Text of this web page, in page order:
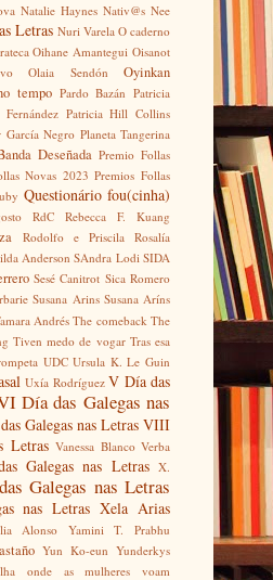
Natalie Haynes Nativ@s Nee
Letras Nuri Varela O caderno
Oihane Amantegui Oisanot
Olaia Sendón
Oyinkan
tempo Pardo Bazán Patricia
Fernández Patricia Hill Collins
García Negro Planeta Tangerina
Deseñada Premio Follas
Novas 2023 Premios Follas
Questionário fou(cinha)
RdC
Rebecca F. Kuang
Rodolfo e Priscila
Rosalía
Anderson SAndra Lodi SIDA
Sesé Canitrot Sica Romero
Susana Arins Susana Aríns
Andrés The comeback The
Tiven medo de vogar Tras esa
UDC Ursula K. Le Guin
Uxía Rodríguez V Día das
Día das Galegas nas
Galegas nas Letras VIII
Letras Vanessa Blanco Verba
Galegas nas Letras X.
Galegas nas Letras
nas Letras Xela Arias
Alonso
Yamini T. Prabhu
Yun Ko-eun Yunderkys
onde as mulheres voam